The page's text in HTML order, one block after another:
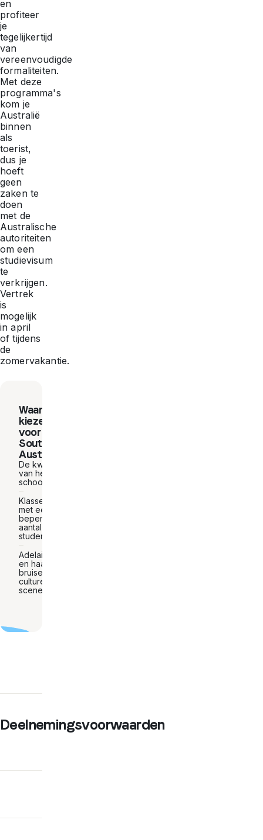
en
profiteer
je
tegelijkertijd
van
vereenvoudigde
formaliteiten.
Met deze
programma's
kom je
Australië
binnen
als
toerist,
dus je
hoeft
geen
zaken te
doen
met de
Australische
autoriteiten
om een
studievisum
te
verkrijgen.
Vertrek
is
mogelijk
in april
of tijdens
de
zomervakantie.
Waarom
kiezen
voor
South
Australia?
De kwaliteit
van het
schoolsysteem
Klassen
met een
beperkt
aantal
studenten
Adelaide
en haar
bruisende
culturele
scene
Deelnemingsvoorwaarden